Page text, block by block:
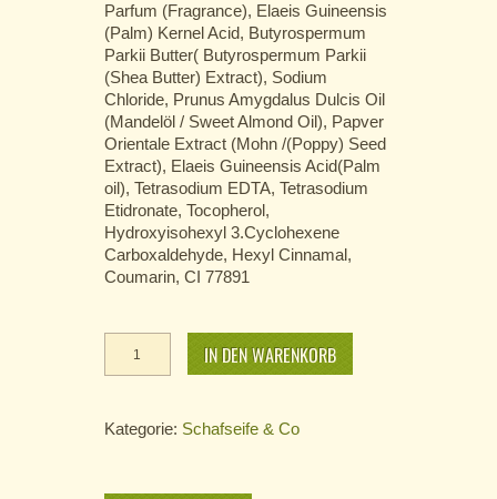
Parfum (Fragrance), Elaeis Guineensis
(Palm) Kernel Acid, Butyrospermum
Parkii Butter( Butyrospermum Parkii
(Shea Butter) Extract), Sodium
Chloride, Prunus Amygdalus Dulcis Oil
(Mandelöl / Sweet Almond Oil), Papver
Orientale Extract (Mohn /(Poppy) Seed
Extract), Elaeis Guineensis Acid(Palm
oil), Tetrasodium EDTA, Tetrasodium
Etidronate, Tocopherol,
Hydroxyisohexyl 3.Cyclohexene
Carboxaldehyde, Hexyl Cinnamal,
Coumarin, CI 77891
Men
IN DEN WARENKORB
Kategorie: Schafseife & Co